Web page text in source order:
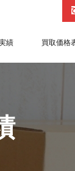
績 買取価格